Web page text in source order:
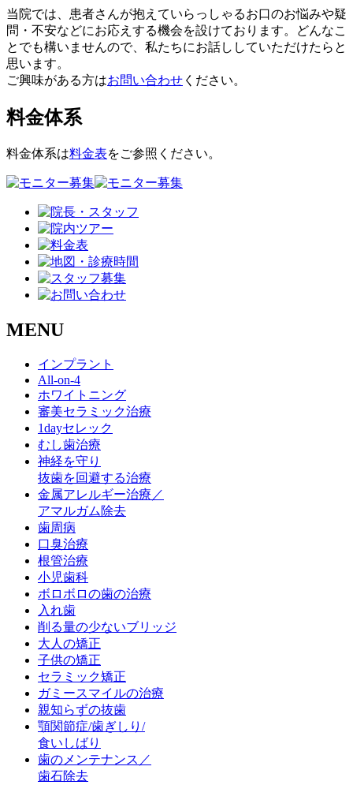
当院では、患者さんが抱えていらっしゃるお口のお悩みや疑
問・不安などにお応えする機会を設けております。どんなこ
とでも構いませんので、私たちにお話ししていただけたらと
思います。
ご興味がある方はお問い合わせ ください。
料金体系
料金体系は料金表をご参照ください。
MENU
インプラント
All-on-4
ホワイトニング
審美セラミック治療
1dayセレック
むし歯治療
神経を守り
抜歯を回避する治療
金属アレルギー治療／
アマルガム除去
歯周病
口臭治療
根管治療
小児歯科
ボロボロの歯の治療
入れ歯
削る量の少ないブリッジ
大人の矯正
子供の矯正
セラミック矯正
ガミースマイルの治療
親知らずの抜歯
顎関節症/歯ぎしり/
食いしばり
歯のメンテナンス／
歯石除去